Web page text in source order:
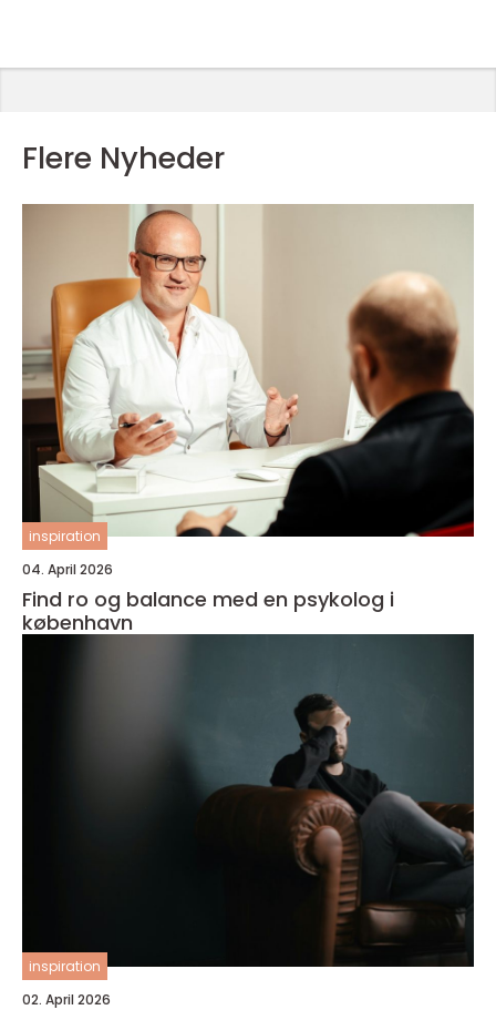
Flere Nyheder
inspiration
04. April 2026
Find ro og balance med en psykolog i
københavn
inspiration
02. April 2026